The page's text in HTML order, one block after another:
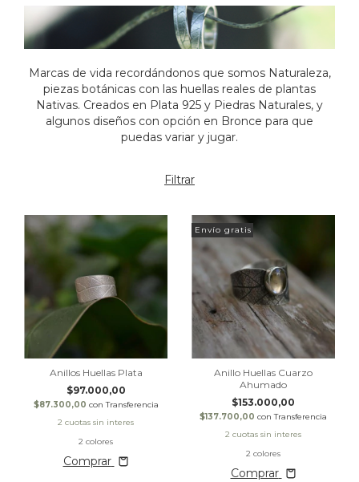
Marcas de vida recordándonos que somos Naturaleza,
piezas botánicas con las huellas reales de plantas
Nativas. Creados en Plata 925 y Piedras Naturales, y
algunos diseños con opción en Bronce para que
puedas variar y jugar.
Filtrar
Anillos Huellas Plata
$97.000,00
$87.300,00 con Transferencia
2 colores
Comprar
Envío gratis
Anillo Huellas Cuarzo
Ahumado
$153.000,00
$137.700,00 con Transferencia
2 colores
Comprar